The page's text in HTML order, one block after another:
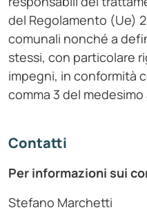
del Regolamento (Ue)
comunali nonché a
stessi, con particolare
impegni, in conformità
comma 3 del medesimo
Contatti
Per informazioni sui
Stefano Marchetti